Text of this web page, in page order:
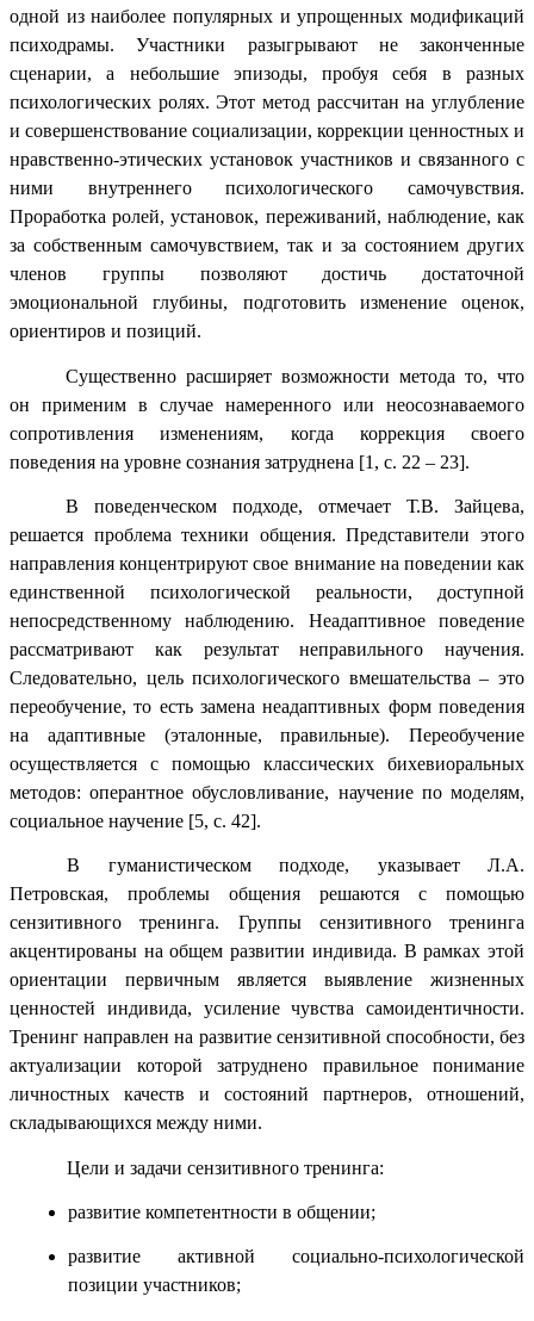
одной из наиболее популярных и упрощенных модификаций
психодрамы. Участники разыгрывают не законченные
сценарии, а небольшие эпизоды, пробуя себя в разных
психологических ролях. Этот метод рассчитан на углубление
и совершенствование социализации, коррекции ценностных и
нравственно-этических установок участников и связанного с
ними внутреннего психологического самочувствия.
Проработка ролей, установок, переживаний, наблюдение, как
за собственным самочувствием, так и за состоянием других
членов группы позволяют достичь достаточной
эмоциональной глубины, подготовить изменение оценок,
ориентиров и позиций.
Существенно расширяет возможности метода то, что
он применим в случае намеренного или неосознаваемого
сопротивления изменениям, когда коррекция своего
поведения на уровне сознания затруднена [1, с. 22 – 23].
В поведенческом подходе, отмечает Т.В. Зайцева,
решается проблема техники общения. Представители этого
направления концентрируют свое внимание на поведении как
единственной психологической реальности, доступной
непосредственному наблюдению. Неадаптивное поведение
рассматривают как результат неправильного научения.
Следовательно, цель психологического вмешательства – это
переобучение, то есть замена неадаптивных форм поведения
на адаптивные (эталонные, правильные). Переобучение
осуществляется с помощью классических бихевиоральных
методов: оперантное обусловливание, научение по моделям,
социальное научение [5, с. 42].
В гуманистическом подходе, указывает Л.А.
Петровская, проблемы общения решаются с помощью
сензитивного тренинга. Группы сензитивного тренинга
акцентированы на общем развитии индивида. В рамках этой
ориентации первичным является выявление жизненных
ценностей индивида, усиление чувства самоидентичности.
Тренинг направлен на развитие сензитивной способности, без
актуализации которой затруднено правильное понимание
личностных качеств и состояний партнеров, отношений,
складывающихся между ними.
Цели и задачи сензитивного тренинга:
развитие компетентности в общении;
развитие активной социально-психологической
позиции участников;